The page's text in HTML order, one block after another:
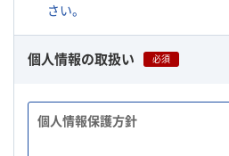
さい。
個人情報の取扱い 必須
個人情報保護方針